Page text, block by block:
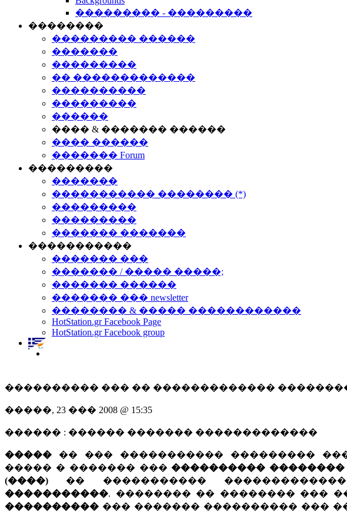
��������� - ���������
��������
��������� ������
�������
���������
�� �������������
����������
���������
������
���� & ������� ������
���� ������
������� Forum
���������
�������
����������� �������� (*)
���������
���������
������� �������
�����������
������� ���
������� / ����� �����;
������� ������
������� ��� newsletter
�������� & ����� ������������
HotStation.gr Facebook Page
HotStation.gr Facebook group
���������� ��� �� �������������
�����, 23 ��� 2008 @ 15:35
������ : ������ ������� �������������
����� �� ��� ����������� ���������
����� � ������� �������������
(����) �� �����������
�����������. �������� �� �������� ���
���������� ��� ������� ���������� ���